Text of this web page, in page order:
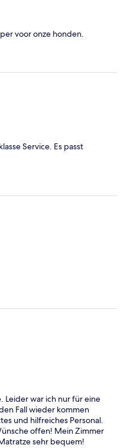
voor onze honden.
Service. Es passt
Leider war ich nur für eine
Fall wieder kommen
und hilfreiches Personal.
offen! Mein Zimmer
sehr bequem!